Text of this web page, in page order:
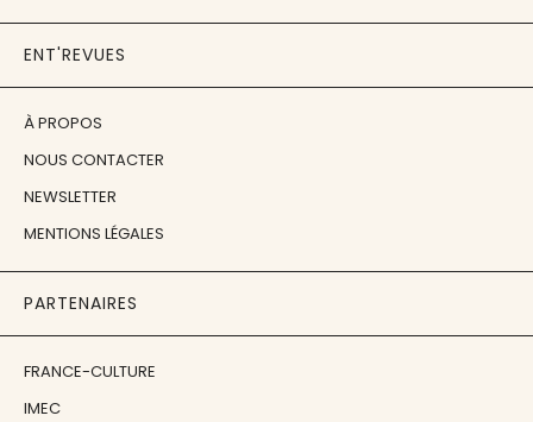
ENT'REVUES
À PROPOS
NOUS CONTACTER
NEWSLETTER
MENTIONS LÉGALES
PARTENAIRES
FRANCE-CULTURE
IMEC